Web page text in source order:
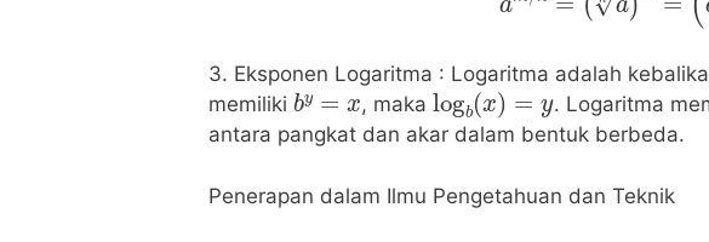
3. Eksponen Logaritma : Logaritma adalah
memiliki
by=x
, maka
logb(x)=y
. Logaritma
antara pangkat dan akar dalam bentuk berbeda.
Penerapan dalam Ilmu Pengetahuan dan Teknik